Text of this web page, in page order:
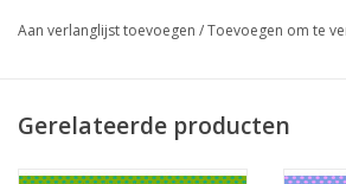
Aan verlanglijst toevoegen /Toevoegen om te
Gerelateerde producten